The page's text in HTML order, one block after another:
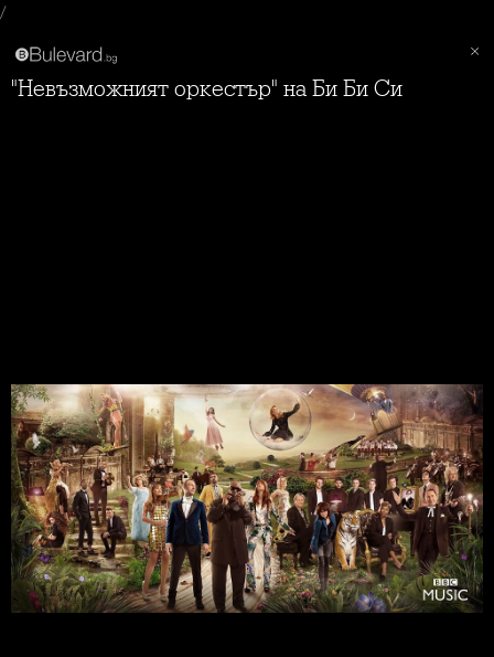
/
"Невъзможният оркестър" на Би Би Си